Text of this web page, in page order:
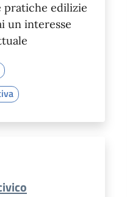
pratiche edilizie
un interesse